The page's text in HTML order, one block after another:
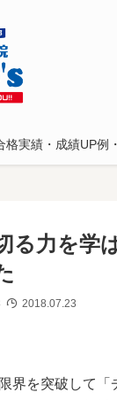
格実績・成績UP例
る力を学
2018.07.23
界を突破して